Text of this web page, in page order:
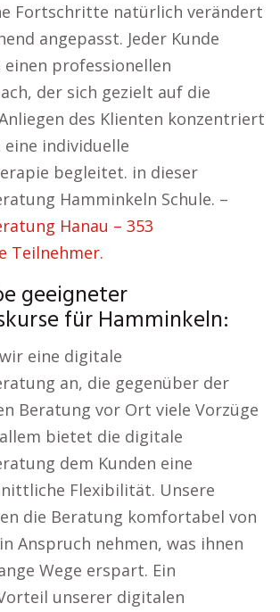
Fortschritte natürlich verändert
angepasst. Jeder Kunde
professionellen
der sich gezielt auf die
des Klienten konzentriert
individuelle
begleitet. in dieser
Hamminkeln Schule. –
Hanau – 353
Teilnehmer.
geeigneter
für Hamminkeln:
eine digitale
an, die gegenüber der
Beratung vor Ort viele Vorzüge
bietet die digitale
dem Kunden eine
Flexibilität. Unsere
die Beratung komfortabel von
Anspruch nehmen, was ihnen
Wege erspart. Ein
unserer digitalen